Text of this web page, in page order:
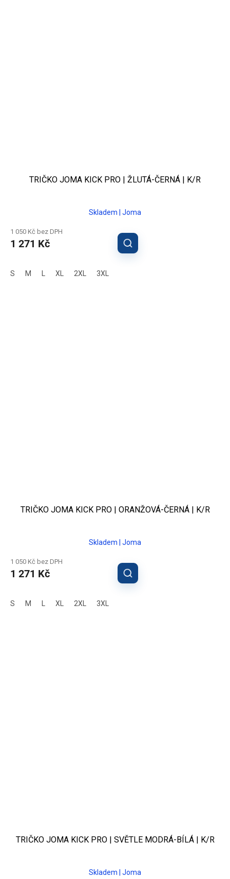
TRIČKO JOMA KICK PRO | ŽLUTÁ-ČERNÁ | K/R
Skladem | Joma
1 050 Kč bez DPH
1 271 Kč
S M L XL 2XL 3XL
TRIČKO JOMA KICK PRO | ORANŽOVÁ-ČERNÁ | K/R
Skladem | Joma
1 050 Kč bez DPH
1 271 Kč
S M L XL 2XL 3XL
TRIČKO JOMA KICK PRO | SVĚTLE MODRÁ-BÍLÁ | K/R
Skladem | Joma